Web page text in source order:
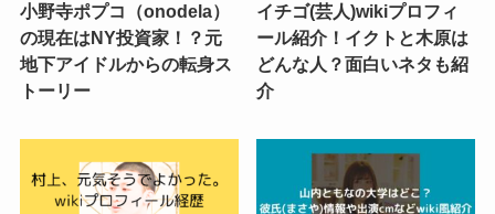
小野寺ポプコ（onodela）
の現在はNY投資家！？元
地下アイドルからの転身ス
トーリー
イチゴ(芸人)wikiプロフィ
ール紹介！イクトと木原は
どんな人？面白いネタも紹
介